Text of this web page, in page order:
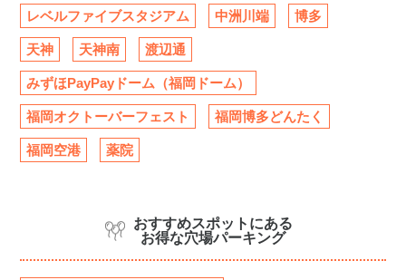
レベルファイブスタジアム 中洲川端 博多
天神 天神南 渡辺通
みずほPayPayドーム（福岡ドーム）
福岡オクトーバーフェスト 福岡博多どんたく
福岡空港 薬院
おすすめスポットにある
お得な穴場パーキング